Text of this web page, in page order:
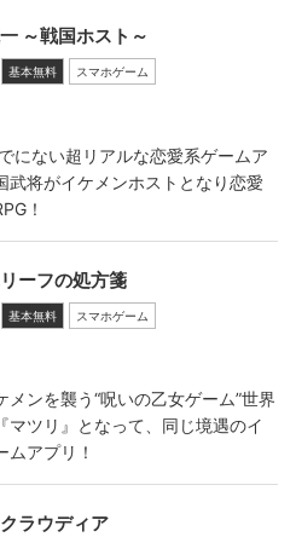
～戦国ホスト～
基本無料 スマホゲーム
にない超リアルな恋愛系ゲームア
武将がイケメンホストとなり恋愛
！
ーフの処方箋
基本無料 スマホゲーム
メンを襲う“呪いの乙女ゲーム”世界
マツリ』となって、同じ境遇のイ
アプリ！
ラウディア